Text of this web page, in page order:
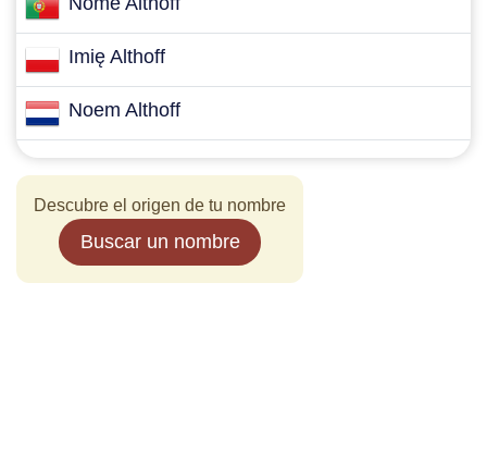
Imię Althoff
Noem Althoff
Descubre el origen de tu nombre
Buscar un nombre